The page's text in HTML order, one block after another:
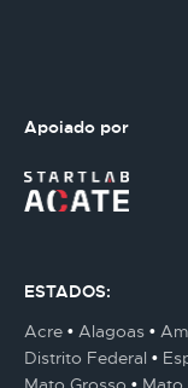
Apoiado por
ESTADOS:
Acre
Alagoas
Distrito Federal